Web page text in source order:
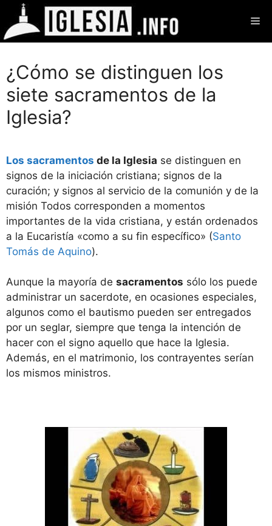
Saltar
contenido
¿Cómo se distinguen los
siete sacramentos de la
Iglesia?
Los sacramentos de la Iglesia se distinguen en
signos de la iniciación cristiana; signos de la
curación; y signos al servicio de la comunión y de la
misión Todos corresponden a momentos
importantes de la vida cristiana, y están ordenados
a la Eucaristía «como a su fin específico» (Santo
Tomás de Aquino).
Aunque la mayoría de sacramentos sólo los puede
administrar un sacerdote, en ocasiones especiales,
algunos como el bautismo pueden ser entregados
por un seglar, siempre que tenga la intención de
hacer con el signo aquello que hace la Iglesia.
Además, en el matrimonio, los contrayentes serían
los mismos ministros.